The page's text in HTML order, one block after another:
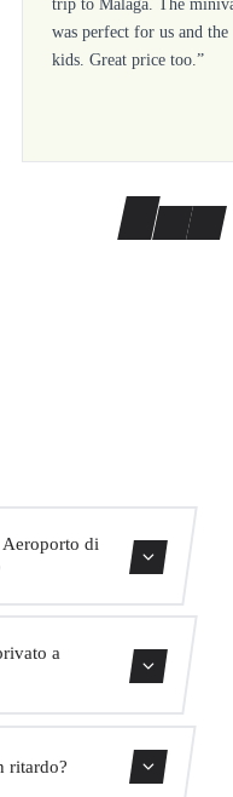
trip to Malaga. The
was perfect for us and the
kids. Great price too.”
di
a
ritardo?